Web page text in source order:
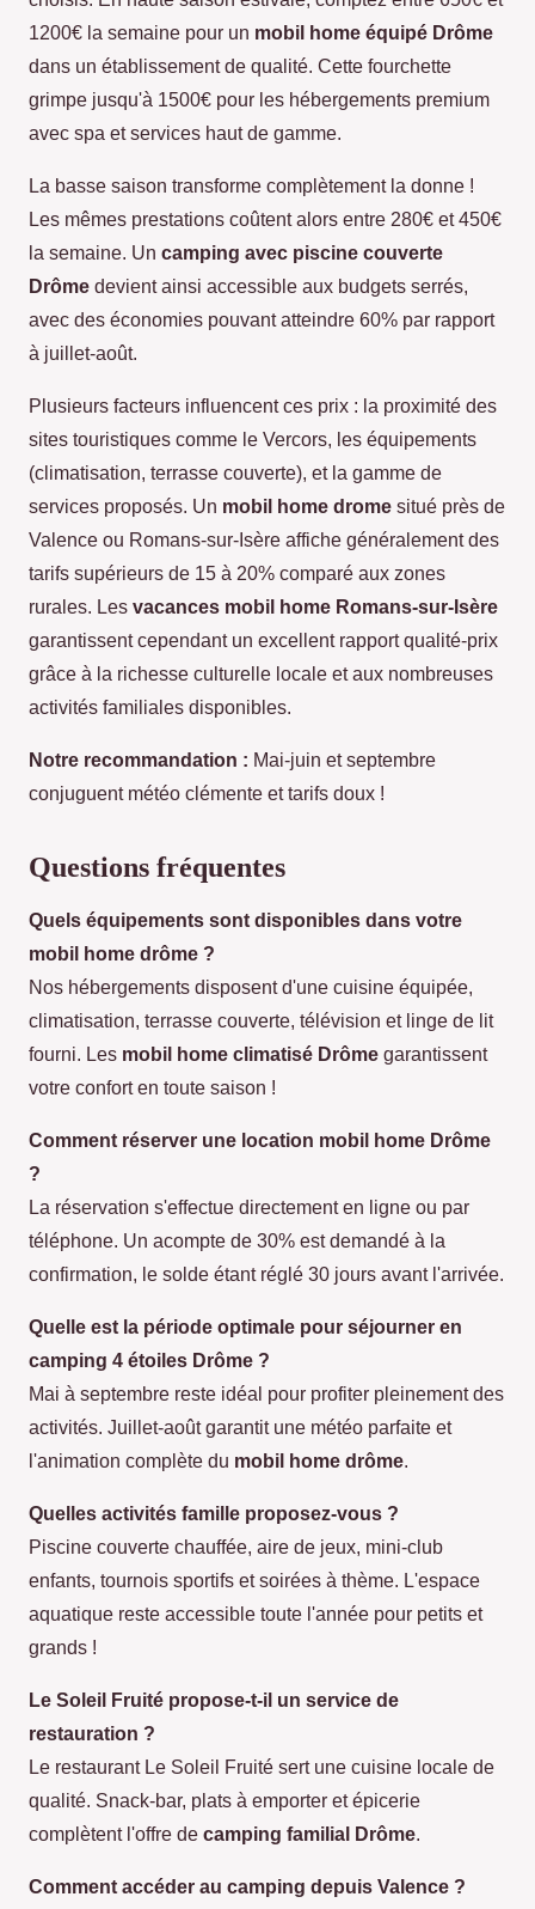
1200€ la semaine pour un mobil home équipé Drôme
dans un établissement de qualité. Cette fourchette
grimpe jusqu'à 1500€ pour les hébergements premium
avec spa et services haut de gamme.
La basse saison transforme complètement la donne !
Les mêmes prestations coûtent alors entre 280€ et 450€
la semaine. Un camping avec piscine couverte
Drôme devient ainsi accessible aux budgets serrés,
avec des économies pouvant atteindre 60% par rapport
à juillet-août.
Plusieurs facteurs influencent ces prix : la proximité des
sites touristiques comme le Vercors, les équipements
(climatisation, terrasse couverte), et la gamme de
services proposés. Un mobil home drome situé près de
Valence ou Romans-sur-Isère affiche généralement des
tarifs supérieurs de 15 à 20% comparé aux zones
rurales. Les vacances mobil home Romans-sur-Isère
garantissent cependant un excellent rapport qualité-prix
grâce à la richesse culturelle locale et aux nombreuses
activités familiales disponibles.
Notre recommandation : Mai-juin et septembre
conjuguent météo clémente et tarifs doux !
Questions fréquentes
Quels équipements sont disponibles dans votre
mobil home drôme ?
Nos hébergements disposent d'une cuisine équipée,
climatisation, terrasse couverte, télévision et linge de lit
fourni. Les mobil home climatisé Drôme garantissent
votre confort en toute saison !
Comment réserver une location mobil home Drôme
?
La réservation s'effectue directement en ligne ou par
téléphone. Un acompte de 30% est demandé à la
confirmation, le solde étant réglé 30 jours avant l'arrivée.
Quelle est la période optimale pour séjourner en
camping 4 étoiles Drôme ?
Mai à septembre reste idéal pour profiter pleinement des
activités. Juillet-août garantit une météo parfaite et
l'animation complète du mobil home drôme.
Quelles activités famille proposez-vous ?
Piscine couverte chauffée, aire de jeux, mini-club
enfants, tournois sportifs et soirées à thème. L'espace
aquatique reste accessible toute l'année pour petits et
grands !
Le Soleil Fruité propose-t-il un service de
restauration ?
Le restaurant Le Soleil Fruité sert une cuisine locale de
qualité. Snack-bar, plats à emporter et épicerie
complètent l'offre de camping familial Drôme.
Comment accéder au camping depuis Valence ?